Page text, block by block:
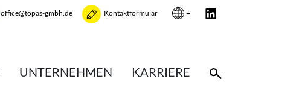
office@topas-gmbh.de Kontaktformular
UNTERNEHMEN KARRIERE